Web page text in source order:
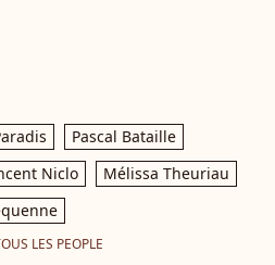
Pascal Bataille
Niclo
Mélissa Theuriau
LES PEOPLE